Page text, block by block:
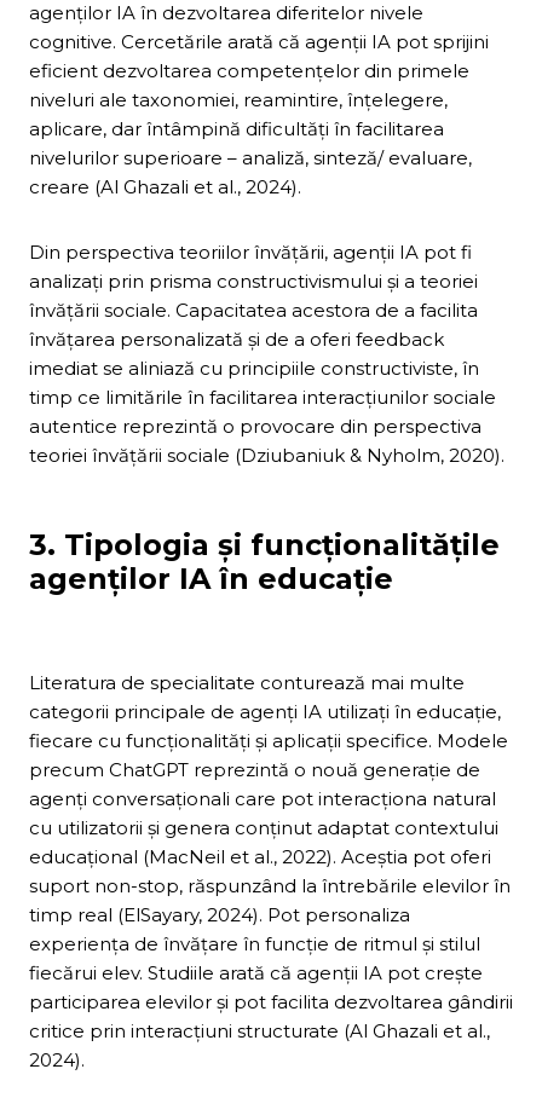
agenților IA în dezvoltarea diferitelor nivele
cognitive. Cercetările arată că agenții IA pot sprijini
eficient dezvoltarea competențelor din primele
niveluri ale taxonomiei, reamintire, înțelegere,
aplicare, dar întâmpină dificultăți în facilitarea
nivelurilor superioare – analiză, sinteză/ evaluare,
creare (Al Ghazali et al., 2024).
Din perspectiva teoriilor învățării, agenții IA pot fi
analizați prin prisma constructivismului și a teoriei
învățării sociale. Capacitatea acestora de a facilita
învățarea personalizată și de a oferi feedback
imediat se aliniază cu principiile constructiviste, în
timp ce limitările în facilitarea interacțiunilor sociale
autentice reprezintă o provocare din perspectiva
teoriei învățării sociale (Dziubaniuk & Nyholm, 2020).
3. Tipologia și funcționalitățile
agenților IA în educație
Literatura de specialitate conturează mai multe
categorii principale de agenți IA utilizați în educație,
fiecare cu funcționalități și aplicații specifice. Modele
precum ChatGPT reprezintă o nouă generație de
agenți conversaționali care pot interacționa natural
cu utilizatorii și genera conținut adaptat contextului
educațional (MacNeil et al., 2022). Aceștia pot oferi
suport non-stop, răspunzând la întrebările elevilor în
timp real (ElSayary, 2024). Pot personaliza
experiența de învățare în funcție de ritmul și stilul
fiecărui elev. Studiile arată că agenții IA pot crește
participarea elevilor și pot facilita dezvoltarea gândirii
critice prin interacțiuni structurate (Al Ghazali et al.,
2024).